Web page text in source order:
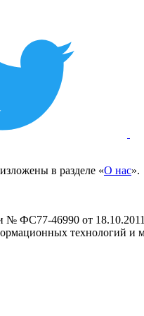
в разделе «О нас».
№ ФС77-46990 от
технологий и